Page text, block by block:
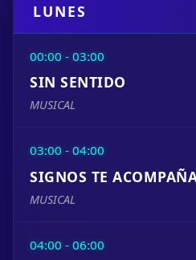
LUNES
00:00 - 03:00
SIN SENTIDO
MUSICAL
03:00 - 04:00
SIGNOS TE
MUSICAL
04:00 - 06:00